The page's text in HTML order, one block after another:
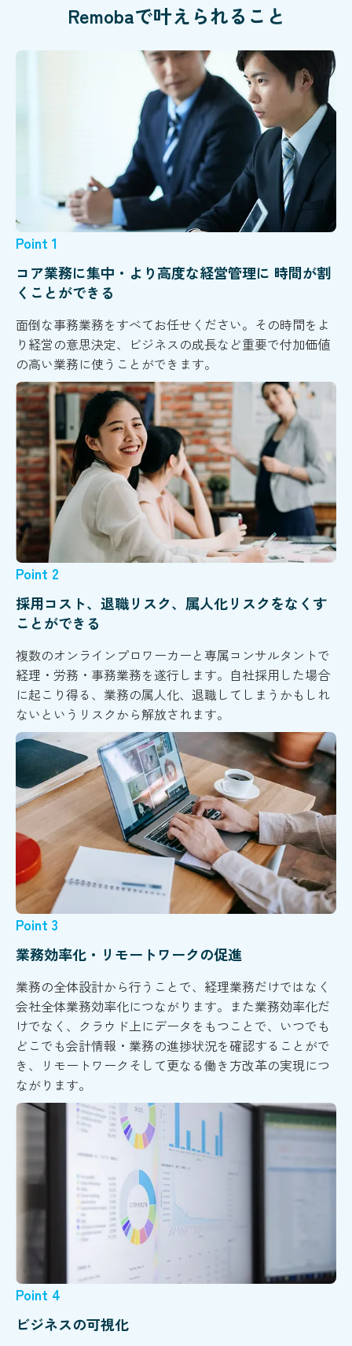
Remobaで叶えられること
Point 1
コア業務に集中・より高度な経営管理に 時間が割
くことができる
面倒な事務業務をすべてお任せください。その時間をよ
り経営の意思決定、ビジネスの成長など重要で付加価値
の高い業務に使うことができます。
Point 2
採用コスト、退職リスク、属人化リスクをなくす
ことができる
複数のオンラインプロワーカーと専属コンサルタントで
経理・労務・事務業務を遂行します。自社採用した場合
に起こり得る、業務の属人化、退職してしまうかもしれ
ないというリスクから解放されます。
Point 3
業務効率化・リモートワークの促進
業務の全体設計から行うことで、経理業務だけではなく
会社全体業務効率化につながります。また業務効率化だ
けでなく、クラウド上にデータをもつことで、いつでも
どこでも会計情報・業務の進捗状況を確認することがで
き、リモートワークそして更なる働き方改革の実現につ
ながります。
Point 4
ビジネスの可視化